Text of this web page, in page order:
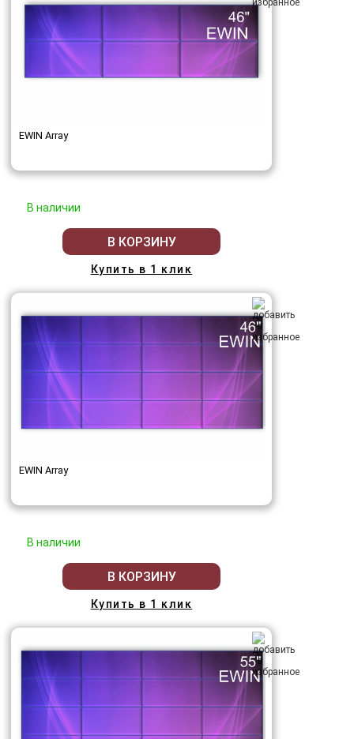
EWIN Array
В наличии
В КОРЗИНУ
Купить в 1 клик
EWIN Array
В наличии
В КОРЗИНУ
Купить в 1 клик